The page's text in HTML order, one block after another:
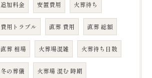
追加料金 安置費用 火葬待ち
費用トラブル 直葬 費用 直葬 総額
直葬 相場 火葬場混雑 火葬待ち日数
冬の葬儀 火葬場 混む 時期